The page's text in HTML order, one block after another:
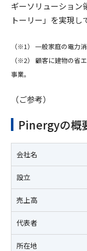
ギーソリューション
トーリー」を実現し
（※1） 一般家庭の
（※2） 顧客に建物の省エネルギー設計やサービスを提案・導入する
事業。
（ご参考）
Pinergyの概
会社名
設立
売上高
代表者
所在地